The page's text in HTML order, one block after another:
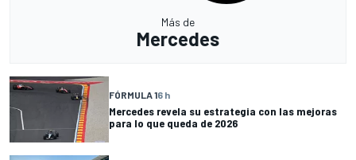
Más de
Mercedes
FÓRMULA 16 h
Mercedes revela su estrategia con las mejoras
para lo que queda de 2026